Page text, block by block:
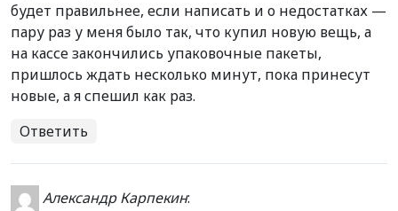
будет правильнее, если написать и о недостатках —
пару раз у меня было так, что купил новую вещь, а
на кассе закончились упаковочные пакеты,
пришлось ждать несколько минут, пока принесут
новые, а я спешил как раз.
Ответить
Александр Карпекин: